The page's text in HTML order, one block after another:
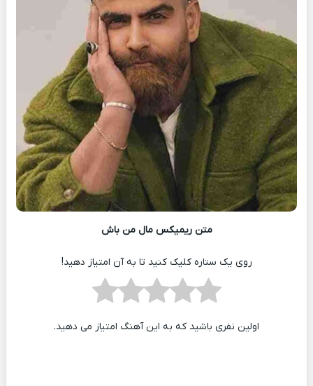
متن ریمیکس مال من باش
روی یک ستاره کلیک کنید تا به آن امتیاز دهید!
اولین نفری باشید که به این آهنگ امتیاز می دهید.